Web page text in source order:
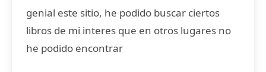
genial este sitio, he podido buscar ciertos
libros de mi interes que en otros lugares no
he podido encontrar